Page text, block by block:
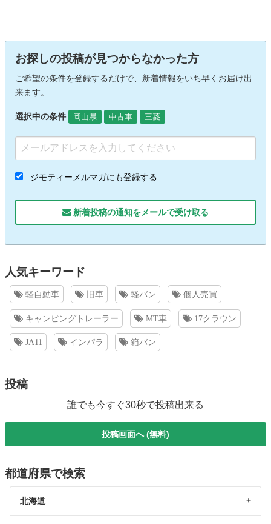
お探しの投稿が見つからなかった方
ご希望の条件を登録するだけで、新着情報をいち早くお届け出
来ます。
選択中の条件 岡山県 中古車 三菱
ジモティーメルマガにも登録する
新着投稿の通知をメールで受け取る
人気キーワード
軽自動車 旧車 軽バン 個人売買
キャンピングトレーラー MT車 17クラウン
JA11 インパラ 箱バン
投稿
誰でも今すぐ30秒で投稿出来る
投稿画面へ (無料)
都道府県で検索
北海道